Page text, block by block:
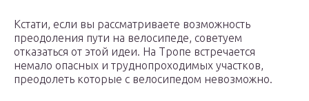
Кстати, если вы рассматриваете возможность
преодоления пути на велосипеде, советуем
отказаться от этой идеи. На Тропе встречается
немало опасных и труднопроходимых участков,
преодолеть которые с велосипедом невозможно.